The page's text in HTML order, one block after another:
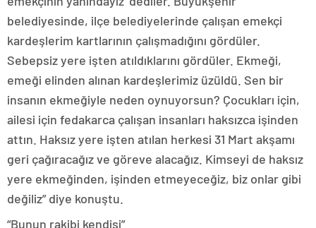
belediyesinde, ilçe belediyelerinde çalışan emekçi
kardeşlerim kartlarının çalışmadığını gördüler.
Sebepsiz yere işten atıldıklarını gördüler. Ekmeği,
emeği elinden alınan kardeşlerimiz üzüldü. Sen bir
insanın ekmeğiyle neden oynuyorsun? Çocukları için,
ailesi için fedakarca çalışan insanları haksızca işinden
attın. Haksız yere işten atılan herkesi 31 Mart akşamı
geri çağıracağız ve göreve alacağız. Kimseyi de haksız
yere ekmeğinden, işinden etmeyeceğiz, biz onlar gibi
değiliz” diye konuştu.
“Bunun rakibi kendisi”